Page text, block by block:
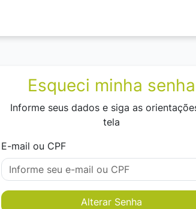
Esqueci minha senha
Informe seus dados e siga as
tela
E-mail ou CPF
Alterar Senha